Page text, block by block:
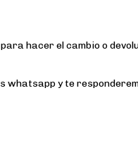
hacer el cambio o
whatsapp y te